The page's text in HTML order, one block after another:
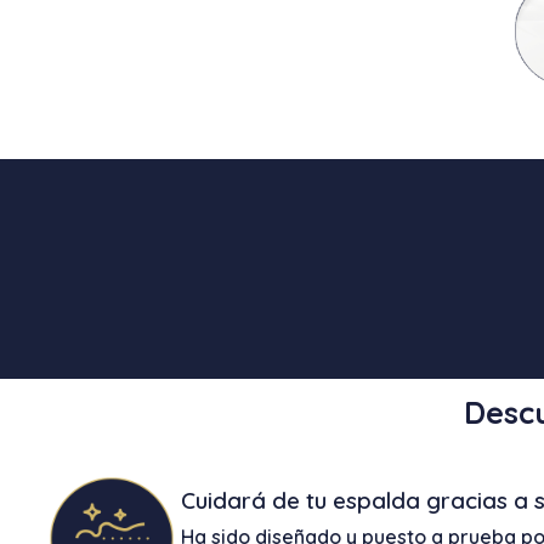
Cuidará de tu espalda gracias a
Ha sido diseñado y puesto a prueba